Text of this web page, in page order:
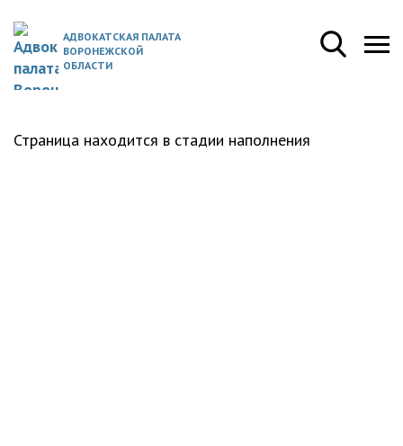
АДВОКАТСКАЯ ПАЛАТА
ВОРОНЕЖСКОЙ
ОБЛАСТИ
Страница находится в стадии наполнения